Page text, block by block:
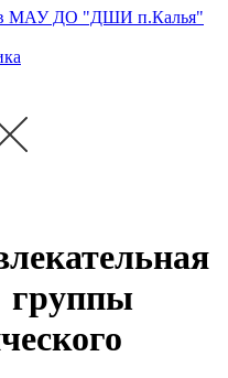
в МАУ ДО "ДШИ п.Калья"
группы